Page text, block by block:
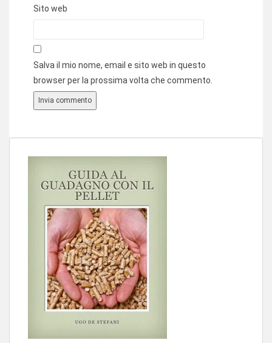
Sito web
Salva il mio nome, email e sito web in questo
browser per la prossima volta che commento.